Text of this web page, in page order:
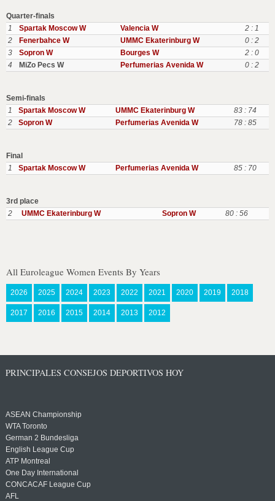
Quarter-finals
1
Spartak Moscow W Valencia W
2 : 1
2
Fenerbahce W UMMC Ekaterinburg W
0 : 2
3
Sopron W Bourges W
2 : 0
4
MiZo Pecs W Perfumerias Avenida W 0 : 2
Semi-finals
1
Spartak Moscow W UMMC Ekaterinburg W
83 : 74
2
Sopron W Perfumerias Avenida W 78 : 85
Final
1
Spartak Moscow W Perfumerias Avenida W 85 : 70
3rd place
2
UMMC Ekaterinburg W Sopron W 80 : 56
All Euroleague Women Events By Years
2026 2025 2024 2023 2022 2021 2020 2019 2018
2017 2016 2015 2014 2013 2012
PRINCIPALES CONSEJOS DEPORTIVOS HOY
ASEAN Championship
WTA Toronto
German 2 Bundesliga
English League Cup
ATP Montreal
One Day International
CONCACAF League Cup
AFL